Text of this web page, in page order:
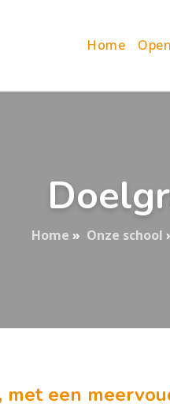
Home
Home » Onze school
een